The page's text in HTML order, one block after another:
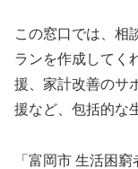
この窓口では、相
ランを作成してく
援、家計改善のサ
援など、包括的な
「富岡市 生活困